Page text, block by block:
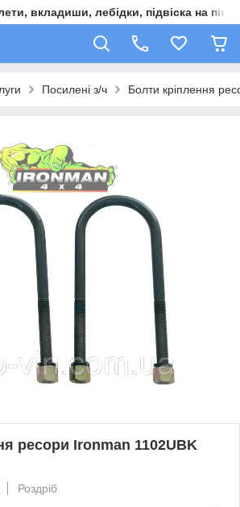
вкладиши, лебідки, підвіска на пікап
Посилені з/ч Болти кріплення
ресори Ironman 1102UBK
Роздріб